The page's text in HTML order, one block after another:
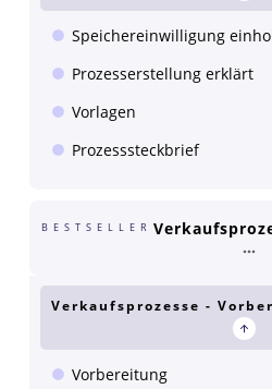
Speichereinwilligung
Prozesserstellung erklärt
Vorlagen
Prozesssteckbrief
BESTSELLER
Verkaufsprozesse -
Vorbereitung